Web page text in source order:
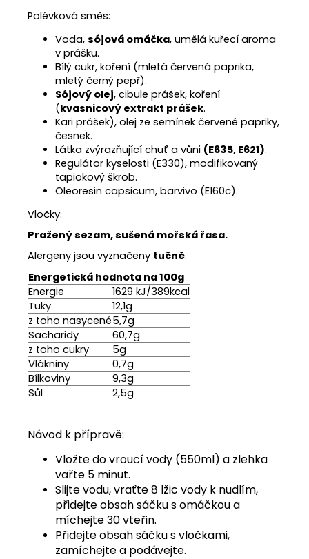
Polévková směs:
Voda, sójová omáčka, umělá kuřecí aroma
v prášku.
Bílý cukr, koření (mletá červená paprika,
mletý černý pepř).
Sójový olej, cibule prášek, koření
(kvasnicový extrakt prášek.
Kari prášek), olej ze semínek červené papriky,
česnek.
Látka zvýrazňující chuť a vůni (E635, E621).
Regulátor kyselosti (E330), modifikovaný
tapiokový škrob.
Oleoresin capsicum, barvivo (E160c).
Vločky:
Pražený sezam, sušená mořská řasa.
Alergeny jsou vyznačeny tučně.
Energetická hodnota na 100g
Energie
1629 kJ/389kcal
Tuky
12,1g
z toho nasycené5,7g
Sacharidy
60,7g
z toho cukry
5g
Vlákniny
0,7g
Bílkoviny
9,3g
Sůl
2,5g
Návod k přípravě:
Vložte do vroucí vody (550ml) a zlehka
vařte 5 minut.
Slijte vodu, vraťte 8 lžic vody k nudlím,
přidejte obsah sáčku s omáčkou a
míchejte 30 vteřin.
Přidejte obsah sáčku s vločkami,
zamíchejte a podávejte.